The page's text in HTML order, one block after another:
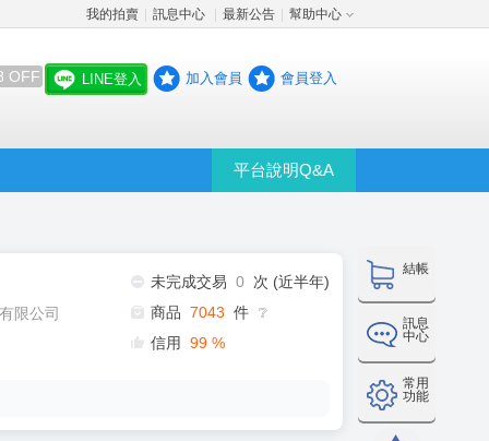
我的拍賣 訊息中心 最新公告 幫助中心
OFF LINE登入 加入會員 會員登入
平台說明Q&A
結帳
訊息
中心
常用
功能
限公司
未完成交易 0
次 (近半年)
商品 7043 件 ❔
信用 99 %